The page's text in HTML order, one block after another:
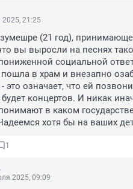
21:25
(21 год),
вы выросли на песнях
социальной
пошла в храм и внезапно
это означает, что ей
будет концертов. И никак
в каком
хотя бы на ваших
1
2025, 09:09